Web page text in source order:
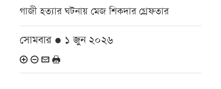
গাজী হত্যার ঘটনায় মেজ শিকদার গ্রেফতার
সোমবার ● ১ জুন ২০২৬